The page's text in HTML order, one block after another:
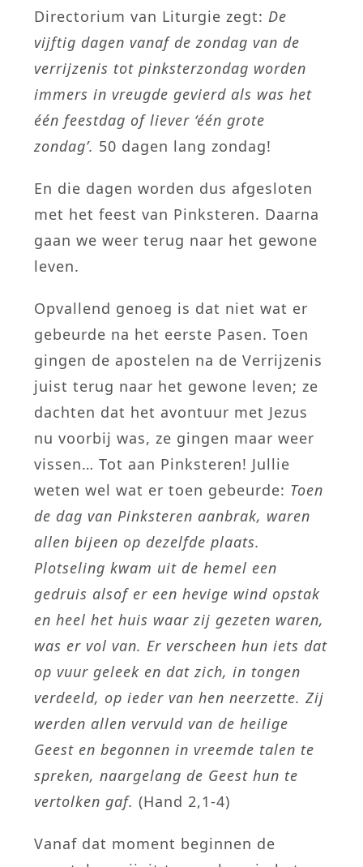
Directorium van Liturgie zegt: De
vijftig dagen vanaf de zondag van de
verrijzenis tot pinksterzondag worden
immers in vreugde gevierd als was het
één feestdag of liever ‘één grote
zondag’. 50 dagen lang zondag!
En die dagen worden dus afgesloten
met het feest van Pinksteren. Daarna
gaan we weer terug naar het gewone
leven.
Opvallend genoeg is dat niet wat er
gebeurde na het eerste Pasen. Toen
gingen de apostelen na de Verrijzenis
juist terug naar het gewone leven; ze
dachten dat het avontuur met Jezus
nu voorbij was, ze gingen maar weer
vissen… Tot aan Pinksteren! Jullie
weten wel wat er toen gebeurde: Toen
de dag van Pinksteren aanbrak, waren
allen bijeen op dezelfde plaats.
Plotseling kwam uit de hemel een
gedruis alsof er een hevige wind opstak
en heel het huis waar zij gezeten waren,
was er vol van. Er verscheen hun iets dat
op vuur geleek en dat zich, in tongen
verdeeld, op ieder van hen neerzette. Zij
werden allen vervuld van de heilige
Geest en begonnen in vreemde talen te
spreken, naargelang de Geest hun te
vertolken gaf. (Hand 2,1-4)
Vanaf dat moment beginnen de